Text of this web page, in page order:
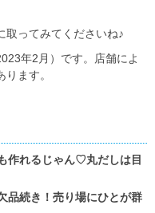
取ってみてくださいね♪
年2月）です。店舗によ
ます。
作れるじゃん♡丸だしは目
品続き！売り場にひとが群